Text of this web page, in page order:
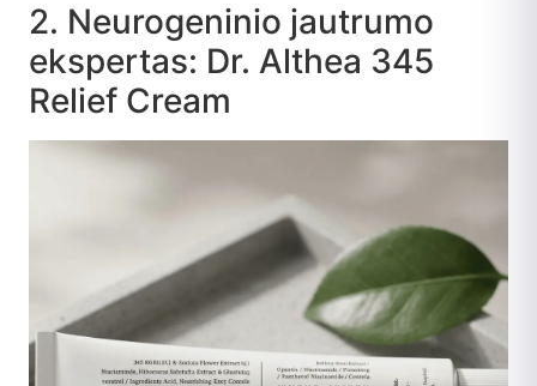
2. Neurogeninio jautrumo
ekspertas: Dr. Althea 345
Relief Cream